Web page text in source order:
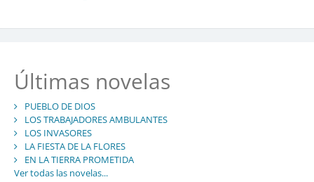
Últimas novelas
PUEBLO DE DIOS
LOS TRABAJADORES AMBULANTES
LOS INVASORES
LA FIESTA DE LA FLORES
EN LA TIERRA PROMETIDA
Ver todas las novelas...